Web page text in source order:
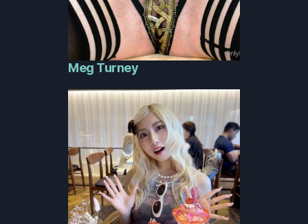
Meg Turney